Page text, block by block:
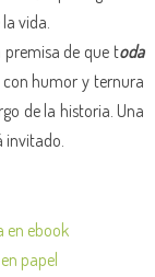
vida.
de que toda
humor y ternura
de la historia. Una
en ebook
papel